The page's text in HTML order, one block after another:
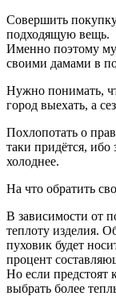
Совершить
подходящую вещь.
Именно поэтому
своими дамами в
Нужно понимать,
город выехать, а
Похлопотать о
таки придётся,
холоднее.
На что обратить
В зависимости от
теплоту изделия.
пуховик будет
процент
Но если предстоят
выбрать более